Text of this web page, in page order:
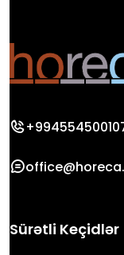
Sürətli Keçidlər